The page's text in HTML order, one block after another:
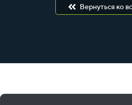
Вернуться ко